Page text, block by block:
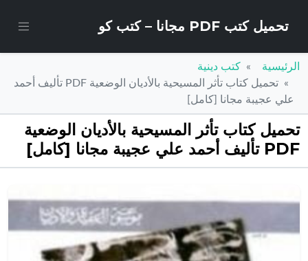
تحميل كتب PDF مجانا – كتب كو
الرئيسية
كتب دينية
تحميل كتاب تأثر المسيحية بالأديان الوضعية PDF تأليف أحمد
علي عجيبة مجانا [كامل]
تحميل كتاب تأثر المسيحية بالأديان الوضعية
PDF تأليف أحمد علي عجيبة مجانا [كامل]